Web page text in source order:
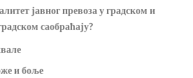
јавног превоза у градском и
саобраћају?
и боље